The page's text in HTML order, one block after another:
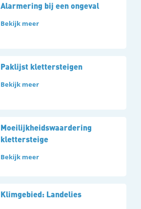
Alarmering bij een ongeval
Bekijk meer
Paklijst klettersteigen
Bekijk meer
Moeilijkheidswaardering
klettersteige
Bekijk meer
Klimgebied: Landelies